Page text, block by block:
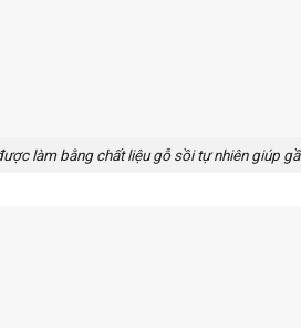
làm bằng chất liệu gỗ sồi tự nhiên giúp